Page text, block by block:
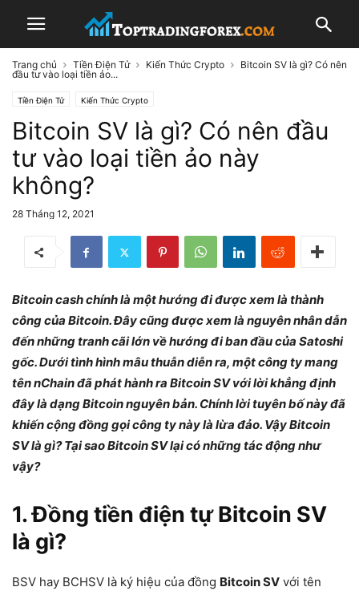
Trang chủ Tiền Điện Tử Kiến Thức Crypto
Bitcoin SV là gì? Có nên
đầu tư vào loại tiền ảo...
Tiền Điện Tử Kiến Thức Crypto
Bitcoin SV là gì? Có nên đầu
tư vào loại tiền ảo này
không?
28 Tháng 12, 2021
Bitcoin cash chính là một hướng đi được xem là thành
công của Bitcoin. Đây cũng được xem là nguyên nhân dẫn
đến những tranh cãi lớn về hướng đi ban đầu của Satoshi
gốc. Dưới tình hình mâu thuẫn diễn ra, một công ty mang
tên nChain đã phát hành ra Bitcoin SV với lời khẳng định
đây là dạng Bitcoin nguyên bản. Chính lời tuyên bố này đã
khiến cộng đồng gọi công ty này là lừa đảo. Vậy Bitcoin
SV là gì? Tại sao Bitcoin SV lại có những tác động như
vậy?
1. Đồng tiền điện tự Bitcoin SV
là gì?
BSV hay BCHSV là ký hiệu của đồng Bitcoin SV với tên